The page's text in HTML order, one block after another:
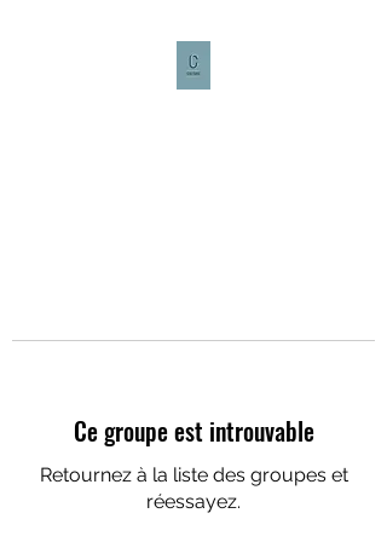
Ce groupe est introuvable
Retournez à la liste des groupes et
réessayez.